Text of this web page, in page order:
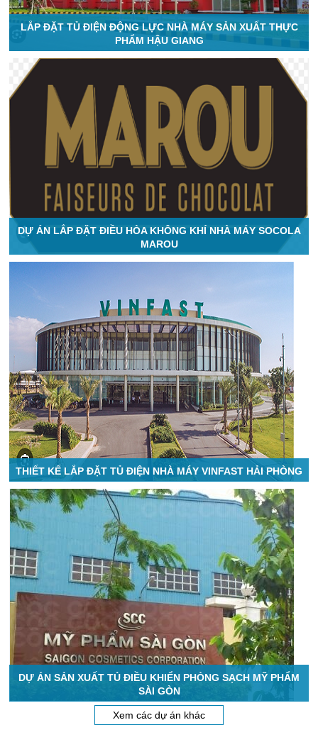
LẮP ĐẶT TỦ ĐIỆN ĐỘNG LỰC NHÀ MÁY SẢN XUẤT THỰC
PHẨM HẬU GIANG
DỰ ÁN LẮP ĐẶT ĐIỀU HÒA KHÔNG KHÍ NHÀ MÁY SOCOLA
MAROU
THIẾT KẾ LẮP ĐẶT TỦ ĐIỆN NHÀ MÁY VINFAST HẢI PHÒNG
DỰ ÁN SẢN XUẤT TỦ ĐIỀU KHIỂN PHÒNG SẠCH MỸ PHẨM
SÀI GÒN
Xem các dự án khác